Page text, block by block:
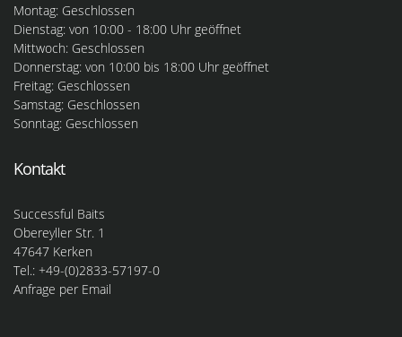
Montag: Geschlossen
Dienstag: von 10:00 - 18:00 Uhr geöffnet
Mittwoch: Geschlossen
Donnerstag: von 10:00 bis 18:00 Uhr geöffnet
Freitag: Geschlossen
Samstag: Geschlossen
Sonntag: Geschlossen
Kontakt
Successful Baits
Obereyller Str. 1
47647 Kerken
Tel.: +49-(0)2833-57197-0
Anfrage per Email